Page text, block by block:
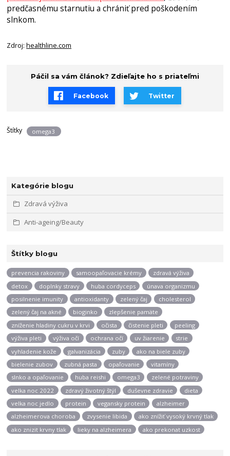
Kategórie blogu
Zdravá výživa
Anti-ageing/Beauty
Štítky blogu
prevencia rakoviny samoopaľovacie krémy
zdravá výživa
detox
doplnky stravy huba cordyceps
únava organizmu
posilnenie imunity
antioxidanty zelený čaj
cholesterol
zelený čaj na akné
bioginko
zlepšenie pamäte
zníženie hladiny cukru v krvi
očista čistenie pleti
peeling
výživa pleti
výživa očí ochrana očí uv žiarenie
strie
vyhladenie kože
galvanizácia zuby
ako na biele zuby
bielenie zubov
zubná pasta opaľovanie
vitamíny
slnko a opaľovanie
huba reishi omega3
zelené potraviny
velka noc 2022
zdravý životný štýl duševne zdravie
dieta
velka noc jedlo
protein vegansky protein
alzheimer
alzheimerova choroba
zvysenie libida
ako znížiť vysoký krvný tlak
ako znizit krvny tlak
lieky na alzheimera ako prekonat uzkost
predčasnému starnutiu a chrániť pred poškodením
slnkom.
Zdroj:healthline.com
Páčil sa vám článok? Zdieľajte ho s priateľmi
Facebook Twitter
Štítky omega3